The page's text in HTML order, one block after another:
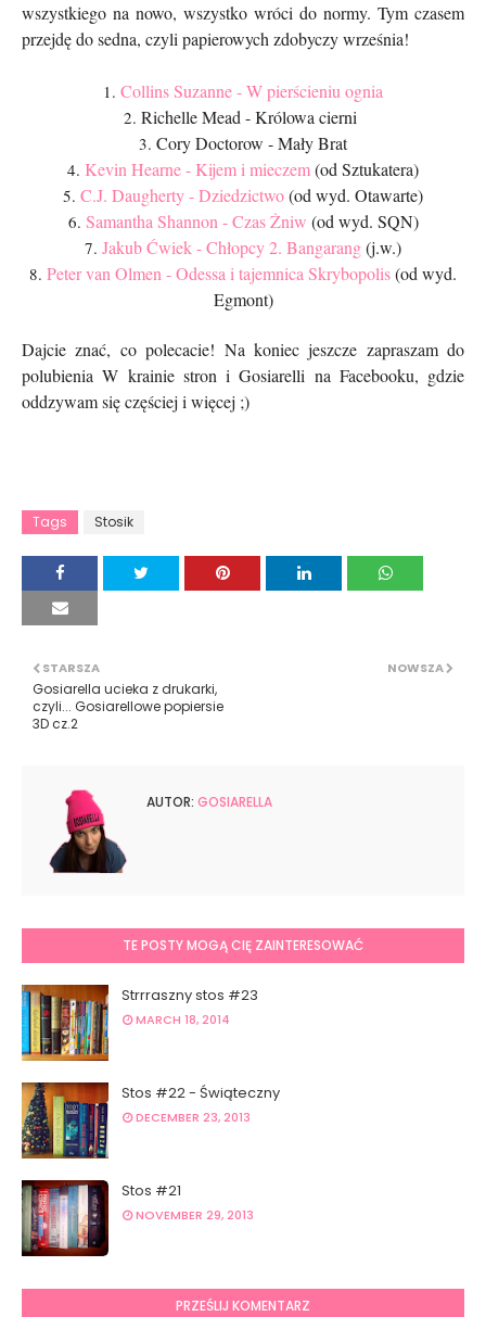
wszystkiego na nowo, wszystko wróci do normy. Tym czasem
przejdę do sedna, czyli papierowych zdobyczy września!
1. Collins Suzanne - W pierścieniu ognia
2. Richelle Mead - Królowa cierni
3. Cory Doctorow - Mały Brat
4. Kevin Hearne - Kijem i mieczem(od Sztukatera)
5. C.J. Daugherty - Dziedzictwo(od wyd. Otawarte)
6. Samantha Shannon - Czas Żniw (od wyd. SQN)
7. Jakub Ćwiek - Chłopcy 2. Bangarang(j.w.)
8. Peter van Olmen - Odessa i tajemnica Skrybopolis(od wyd.
Egmont)
Dajcie znać, co polecacie! Na koniec jeszcze zapraszam do
polubienia W krainie stron i Gosiarelli na Facebooku, gdzie
oddzywam się częściej i więcej ;)
Tags Stosik
NOWSZA
STARSZA
Gosiarella ucieka z drukarki,
czyli... Gosiarellowe popiersie
3D cz.2
AUTOR: GOSIARELLA
TE POSTY MOGĄ CIĘ ZAINTERESOWAĆ
Strrraszny stos #23
MARCH 18, 2014
Stos #22 - Świąteczny
DECEMBER 23, 2013
Stos #21
NOVEMBER 29, 2013
PRZEŚLIJ KOMENTARZ